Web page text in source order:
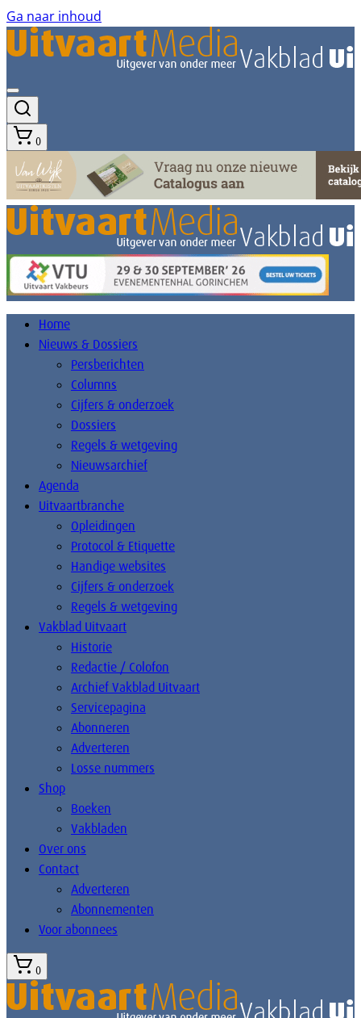
Ga naar inhoud
0
Home
Nieuws & Dossiers
Persberichten
Columns
Cijfers & onderzoek
Dossiers
Regels & wetgeving
Nieuwsarchief
Agenda
Uitvaartbranche
Opleidingen
Protocol & Etiquette
Handige websites
Cijfers & onderzoek
Regels & wetgeving
Vakblad Uitvaart
Historie
Redactie / Colofon
Archief Vakblad Uitvaart
Servicepagina
Abonneren
Adverteren
Losse nummers
Shop
Boeken
Vakbladen
Over ons
Contact
Adverteren
Abonnementen
Voor abonnees
0